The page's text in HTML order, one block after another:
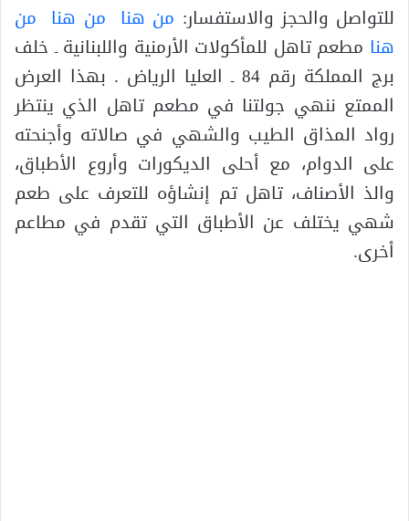
للتواصل والحجز والاستفسار: من هنا من هنا من
هنا مطعم تاهل للمأكولات الأرمنية واللبنانية ـ خلف
برج المملكة رقم 84 ـ العليا الرياض . بهذا العرض
الممتع ننهي جولتنا في مطعم تاهل الذي ينتظر
رواد المذاق الطيب والشهي في صالاته وأجنحته
على الدوام، مع أحلى الديكورات وأروع الأطباق،
والذ الأصناف، تاهل تم إنشاؤه للتعرف على طعم
شهي يختلف عن الأطباق التي تقدم في مطاعم
أخرى.